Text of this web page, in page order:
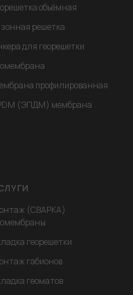
объёмная
решетка
для георешетки
профилированная
(ЭПДМ) мембрана
(СВАРКА)
георешетки
габионов
геоматов